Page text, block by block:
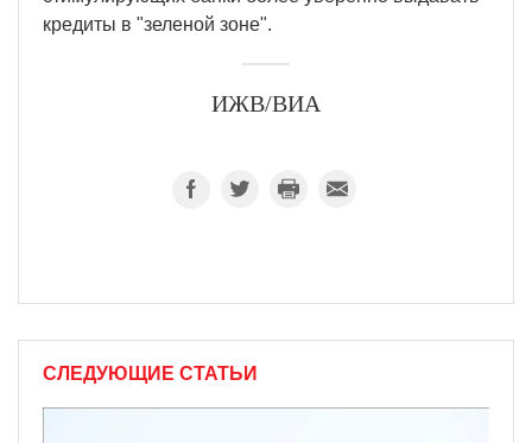
кредиты в "зеленой зоне".
ИЖВ/ВИА
СЛЕДУЮЩИЕ СТАТЬИ